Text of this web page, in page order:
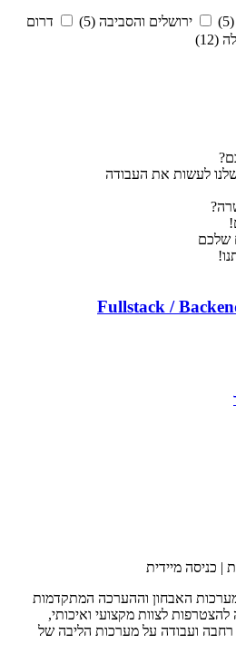
(5) ירושלים והסביבה (5)
דרום
(12)
לעשות את העבודה
שלכם
כניסה מיידית
האבחון וההערכה המתקדמות
לצוות מקצועי ואיכותי,
ועבודה על מערכות הליבה של